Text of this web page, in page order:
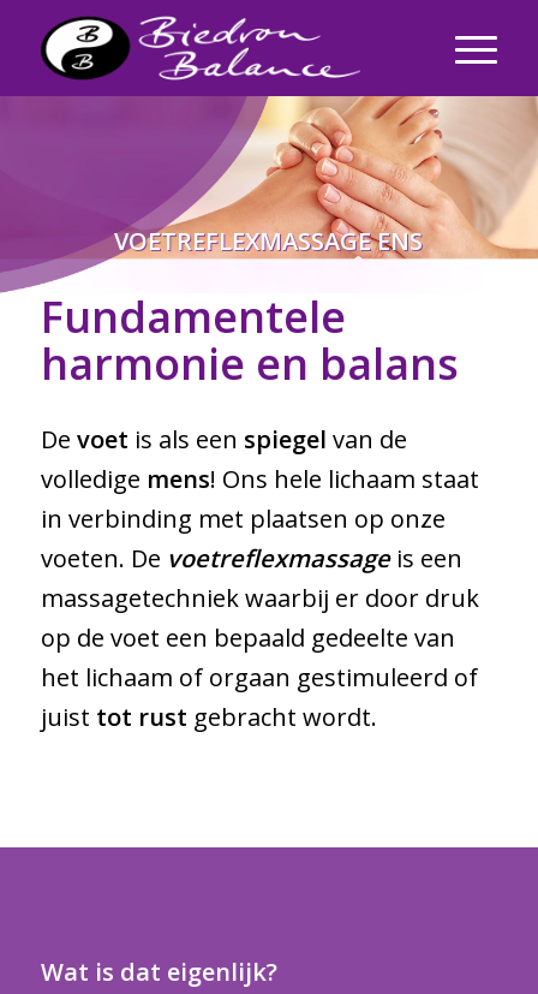
VOETREFLEXMASSAGE ENS
Fundamentele
harmonie en balans
De voet is als een spiegel van de
volledige mens! Ons hele lichaam staat
in verbinding met plaatsen op onze
voeten. De voetreflexmassage is een
massagetechniek waarbij er door druk
op de voet een bepaald gedeelte van
het lichaam of orgaan gestimuleerd of
juist tot rust gebracht wordt.
Wat is dat eigenlijk?